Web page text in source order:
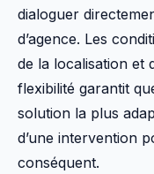
dialoguer
d’agence. Les
de la localisation et
flexibilité garantit
solution la plus
d’une intervention
conséquent.